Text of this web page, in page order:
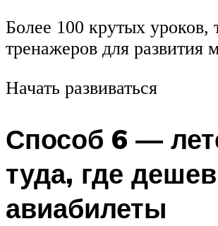
Более 100 крутых уроков,
тренажеров для развития
Начать развиваться
Способ 6 —
туда, где
авиабилеты